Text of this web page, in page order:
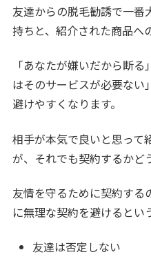
友達からの脱毛勧誘で一
持ちと、紹介された商品へ
「あなたが嫌いだから断
はそのサービスが必要ない
避けやすくなります。
相手が本気で良いと思って
が、それでも契約するかど
友情を守るために契約する
に無理な契約を避けるとい
友達は否定しない